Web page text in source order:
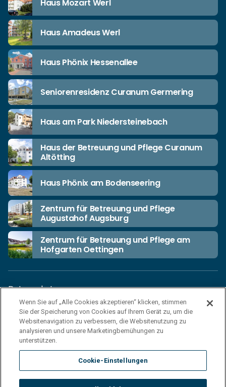
Haus Mozart Werl
Haus Amadeus Werl
Haus Phönix Hessenallee
Seniorenresidenz Curanum Germering
Haus am Park Niedersteinebach
Haus der Betreuung und Pflege Curanum
Altötting
Haus Phönix am Bodenseering
Zentrum für Betreuung und Pflege
Augustahof Augsburg
Zentrum für Betreuung und Pflege am
Hofgarten Oettingen
Datenschutz
Unsere Netiquette
Einkaufsbedingungen
Haftungsausschluss
Impressum
Cookies
Wenn Sie auf „Alle Cookies akzeptieren“ klicken, stimmen
Sie der Speicherung von Cookies auf Ihrem Gerät zu, um die
Websitenavigation zu verbessern, die Websitenutzung zu
analysieren und unsere Marketingbemühungen zu
unterstützen.
Cookie-Einstellungen